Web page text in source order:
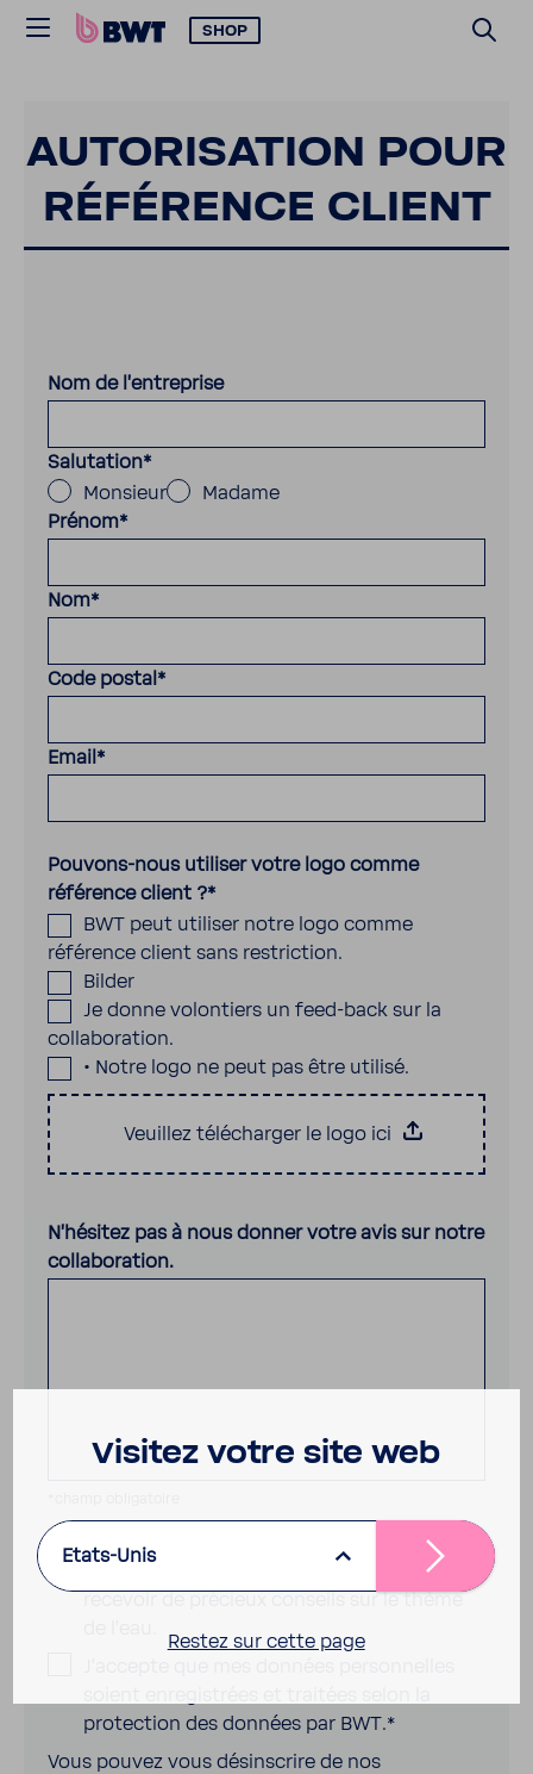
SHOP
AUTO­RI­SA­TION POUR
RÉFÉ­RENCE CLIENT
Nom de l'entreprise
Salutation*
Monsieur
Madame
Prénom*
Nom*
Code postal *
Email *
Pouvons-nous utiliser votre logo comme
référence client ?*
BWT peut utiliser notre logo comme
référence client sans restriction.
Bilder
Je donne volontiers un feed-back sur la
collaboration.
• Notre logo ne peut pas être utilisé.
Veuillez télécharger le logo ici
N’hésitez pas à nous donner votre avis sur notre
collaboration.
Je souhaite être régulièrement informé(e)
des promotions, des jeux-concours et
recevoir de précieux conseils sur le thème
protection des données par BWT.*
Vous pouvez vous désinscrire de nos
Visitez votre site web
Etats-Unis
Restez sur cette page